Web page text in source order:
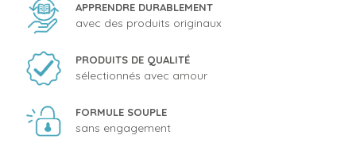
APPRENDRE DURABLEMENT
avec des produits originaux
PRODUITS DE QUALITÉ
sélectionnés avec amour
FORMULE SOUPLE
sans engagement